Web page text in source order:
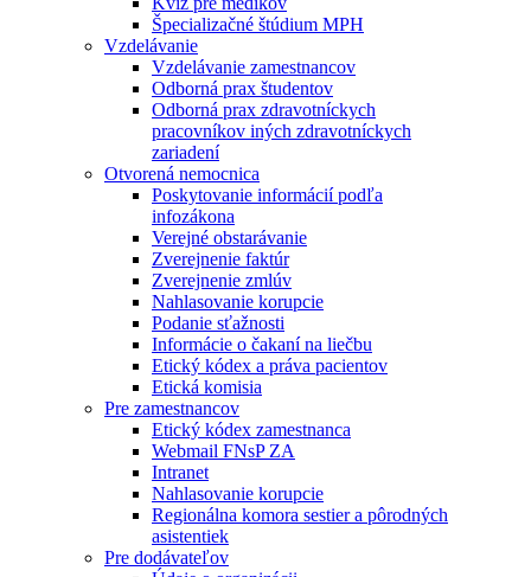
Špecializačné štúdium MPH
Vzdelávanie
Vzdelávanie zamestnancov
Odborná prax študentov
Odborná prax zdravotníckych
pracovníkov iných zdravotníckych
zariadení
Otvorená nemocnica
Poskytovanie informácií podľa
infozákona
Verejné obstarávanie
Zverejnenie faktúr
Zverejnenie zmlúv
Nahlasovanie korupcie
Podanie sťažnosti
Informácie o čakaní na liečbu
Etický kódex a práva pacientov
Etická komisia
Pre zamestnancov
Etický kódex zamestnanca
Webmail FNsP ZA
Intranet
Nahlasovanie korupcie
Regionálna komora sestier a pôrodných
asistentiek
Pre dodávateľov